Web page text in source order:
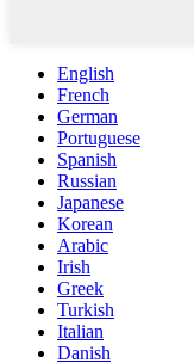
English
French
German
Portuguese
Spanish
Russian
Japanese
Korean
Arabic
Irish
Greek
Turkish
Italian
Danish